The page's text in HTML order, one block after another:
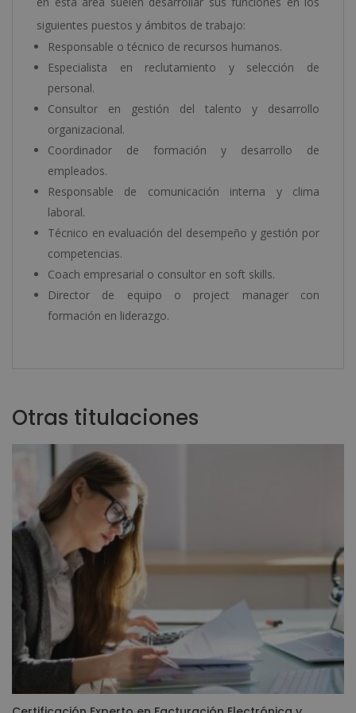
siguientes puestos y ámbitos de trabajo:
Responsable o técnico de recursos humanos.
Especialista en reclutamiento y selección de
personal.
Consultor en gestión del talento y desarrollo
organizacional.
Coordinador de formación y desarrollo de
empleados.
Responsable de comunicación interna y clima
laboral.
Técnico en evaluación del desempeño y gestión por
competencias.
Coach empresarial o consultor en soft skills.
Director de equipo o project manager con
formación en liderazgo.
Otras titulaciones